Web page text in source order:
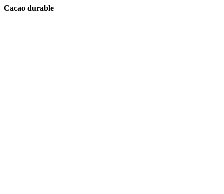
Cacao durable